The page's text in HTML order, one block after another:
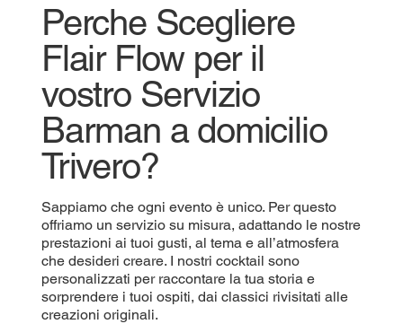
Perche Scegliere
Flair Flow per il
vostro Servizio
Barman a domicilio
Trivero?
Sappiamo che ogni evento è unico. Per questo
offriamo un servizio su misura, adattando le nostre
prestazioni ai tuoi gusti, al tema e all’atmosfera
che desideri creare. I nostri cocktail sono
personalizzati per raccontare la tua storia e
sorprendere i tuoi ospiti, dai classici rivisitati alle
creazioni originali.